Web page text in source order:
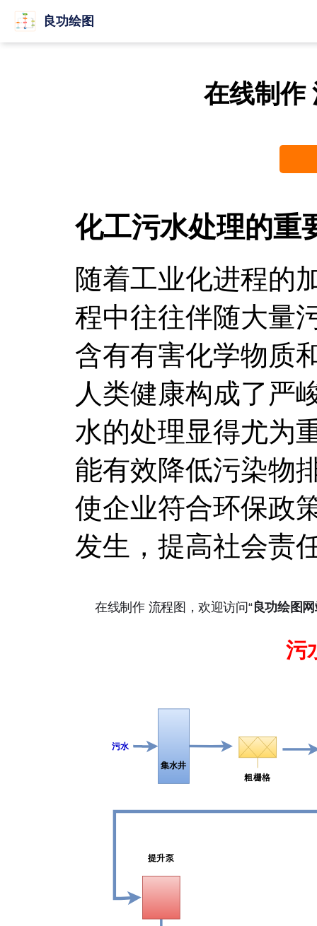
良功绘图
在线制作
化工污水处理的重
随着工业化进程的
程中往往伴随大量
含有有害化学物质
人类健康构成了严
水的处理显得尤为
能有效降低污染物
使企业符合环保政
发生，提高社会责